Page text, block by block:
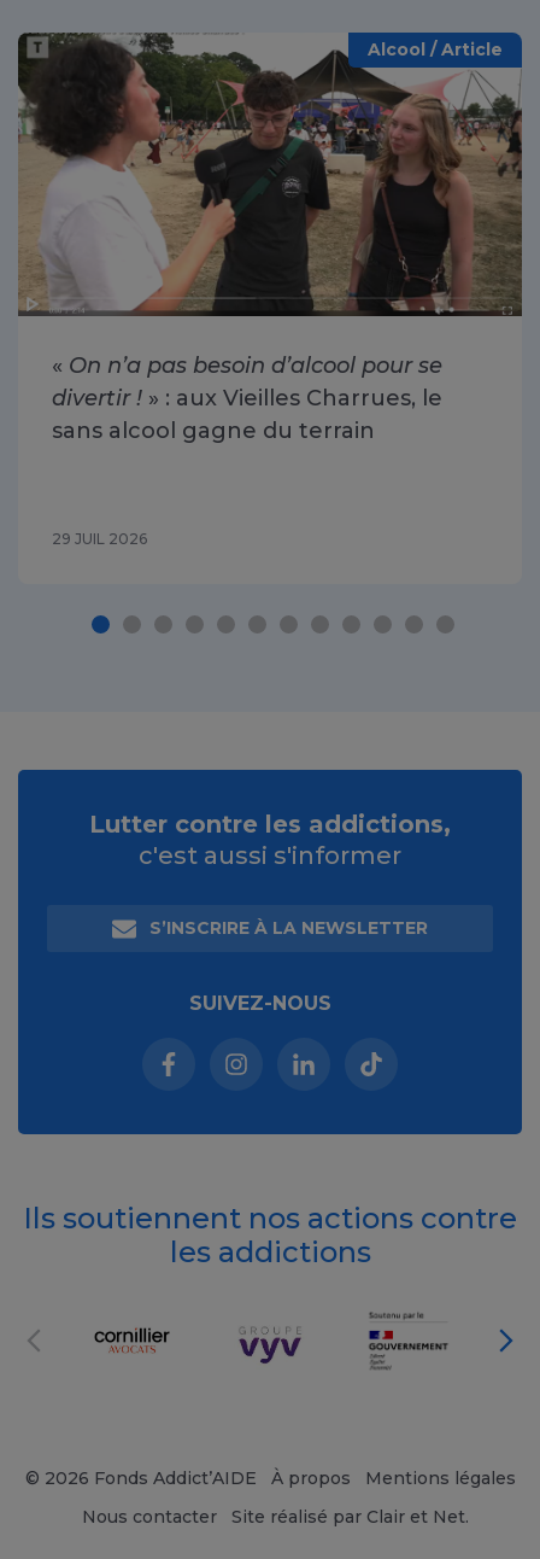
Alcool / Article
« On n’a pas besoin d’alcool pour se
divertir ! » : aux Vieilles Charrues, le
sans alcool gagne du terrain
29 JUIL 2026
Lutter contre les addictions,
c'est aussi s'informer
S’INSCRIRE À LA NEWSLETTER
SUIVEZ-NOUS
Facebook (nouvelle fenêtre)
Instagram (nouvelle fenêtre)
Linkedin (nouvelle
Tiktok (nouvelle
Ils soutiennent nos actions contre
les addictions
© 2026 Fonds Addict’AIDE À propos
Mentions légales
Nous contacter
Site réalisé par Clair et Net.